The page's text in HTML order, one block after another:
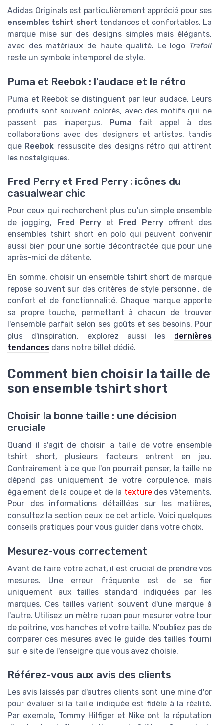
Adidas Originals est particulièrement apprécié pour ses
ensembles tshirt short tendances et confortables. La
marque mise sur des designs simples mais élégants,
avec des matériaux de haute qualité. Le logo Trefoil
reste un symbole intemporel de style.
Puma et Reebok : l'audace et le rétro
Puma et Reebok se distinguent par leur audace. Leurs
produits sont souvent colorés, avec des motifs qui ne
passent pas inaperçus. Puma fait appel à des
collaborations avec des designers et artistes, tandis
que Reebok ressuscite des designs rétro qui attirent
les nostalgiques.
Fred Perry et Fred Perry : icônes du
casualwear chic
Pour ceux qui recherchent plus qu'un simple ensemble
de jogging, Fred Perryet Fred Perryoffrent des
ensembles tshirt short en polo qui peuvent convenir
aussi bien pour une sortie décontractée que pour une
après-midi de détente.
En somme, choisir un ensemble tshirt short de marque
repose souvent sur des critères de style personnel, de
confort et de fonctionnalité. Chaque marque apporte
sa propre touche, permettant à chacun de trouver
l'ensemble parfait selon ses goûts et ses besoins. Pour
plus d'inspiration, explorez aussi les dernières
tendances dans notre billet dédié.
Comment bien choisir la taille de
son ensemble tshirt short
Choisir la bonne taille : une décision
cruciale
Quand il s'agit de choisir la taille de votre ensemble
tshirt short, plusieurs facteurs entrent en jeu.
Contrairement à ce que l'on pourrait penser, la taille ne
dépend pas uniquement de votre corpulence, mais
également de la coupe et de la texturedes vêtements.
Pour des informations détaillées sur les matières,
consultez la section deux de cet article. Voici quelques
conseils pratiques pour vous guider dans votre choix.
Mesurez-vous correctement
Avant de faire votre achat, il est crucial de prendre vos
mesures. Une erreur fréquente est de se fier
uniquement aux tailles standard indiquées par les
marques. Ces tailles varient souvent d'une marque à
l'autre. Utilisez un mètre ruban pour mesurer votre tour
de poitrine, vos hanches et votre taille. N'oubliez pas de
comparer ces mesures avec le guide des tailles fourni
sur le site de l'enseigne que vous avez choisie.
Référez-vous aux avis des clients
Les avis laissés par d'autres clients sont une mine d'or
pour évaluer si la taille indiquée est fidèle à la réalité.
Par exemple, Tommy Hilfiger et Nike ont la réputation